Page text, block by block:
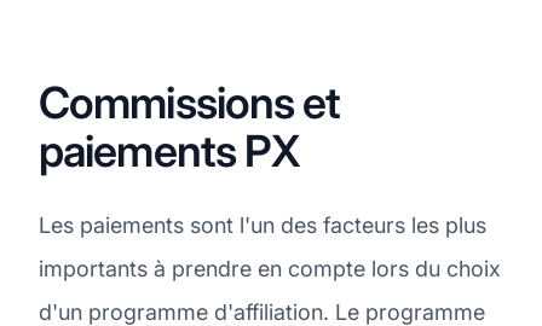
Commissions et
paiements PX
Les paiements sont l'un des facteurs les plus
importants à prendre en compte lors du choix
d'un programme d'affiliation. Le programme